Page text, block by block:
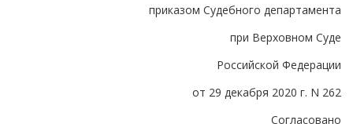
приказом Судебного департамента
при Верховном Суде
Российской Федерации
от 29 декабря 2020 г. N 262
Согласовано